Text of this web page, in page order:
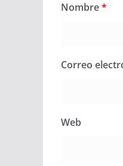
Nombre*
Correo
Web